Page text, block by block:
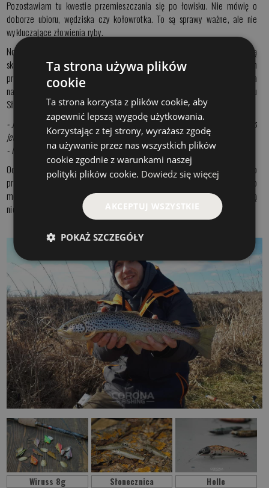
Pozostawiam tu kwestie przemieszczania się po łowisku. Nie mówię o
doborze ubioru, wędziska czy kołowrotka. To są sprawy ważne, ale nie
wykluczające złowienia ryby.
No dobrze, jak zatem przygotować się do łowienia? Jakie przynęty będą
skuteczne i jak je rzucać, jak prowadzić? Nie da się napisać o wszystkich
przynętach oraz o wszystkich sposobach łowienia. Zatem skupmy się na
najprostszym rozwiązaniu. Zadałem kiedyś przewrotne pytanie Panu
Sławkowi:
- Jaką przynętę wybrałbyś na pstrąga, wiedząc że masz możliwość łowić tylko
jedną sztuką w określonym modelu i kolorze?
- Migotliwy woblerek w kolorze pstrąga. Najlepiej łamany i lekko tonący.
Odpowiedź padła bez zastanowienia i niemal ekspresowo. Wobler to
przynęta, z którą najwięcej jesteśmy w stanie zrobić. Prowadzić go
możemy na wiele sposobów, a jego naturalną pracę możemy nad wodą
niemal w dowolny sposób modelować.
Wiruss 8g Słonecznica Holle
Ta strona używa plików
cookie
Ta strona korzysta z plików cookie, aby
zapewnić lepszą wygodę użytkowania.
Korzystając z tej strony, wyrażasz zgodę
na używanie przez nas wszystkich plików
cookie zgodnie z warunkami naszej
polityki plików cookie. Dowiedz się więcej
AKCEPTUJ WSZYSTKIE
POKAŻ SZCZEGÓŁY